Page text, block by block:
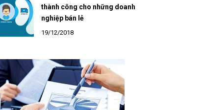
Bán hàng đa kênh – bước tiến
thành công cho những doanh